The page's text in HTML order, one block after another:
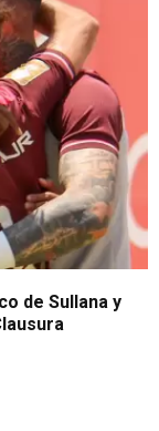
de Sullana y